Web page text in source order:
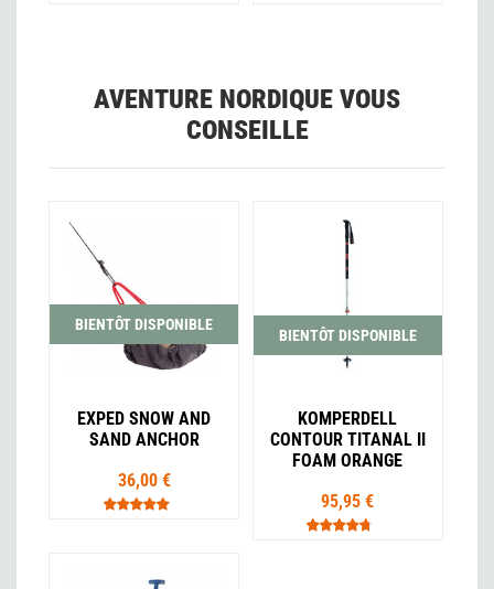
AVENTURE NORDIQUE VOUS
CONSEILLE
BIENTÔT DISPONIBLE
EXPED SNOW AND
SAND ANCHOR
36,00 €
BIENTÔT DISPONIBLE
KOMPERDELL
CONTOUR TITANAL II
FOAM ORANGE
95,95 €